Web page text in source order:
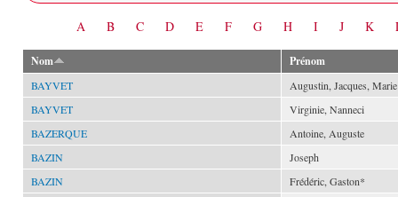
A B C D E F G H I J K
Nom Prénom
BAYVET
Augustin, Jacques, Marie
BAYVET
Virginie, Nanneci
BAZERQUE
Antoine, Auguste
BAZIN
Joseph
BAZIN
Frédéric, Gaston*